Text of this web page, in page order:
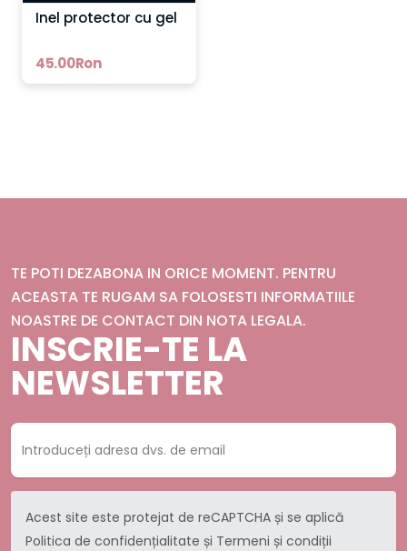
Inel protector cu gel
45.00Ron
TE POTI DEZABONA IN ORICE MOMENT. PENTRU
ACEASTA TE RUGAM SA FOLOSESTI INFORMATIILE
NOASTRE DE CONTACT DIN NOTA LEGALA.
INSCRIE-TE LA
NEWSLETTER
Acest site este protejat de reCAPTCHA și se aplică
Politica de confidențialitate și Termeni și condiții